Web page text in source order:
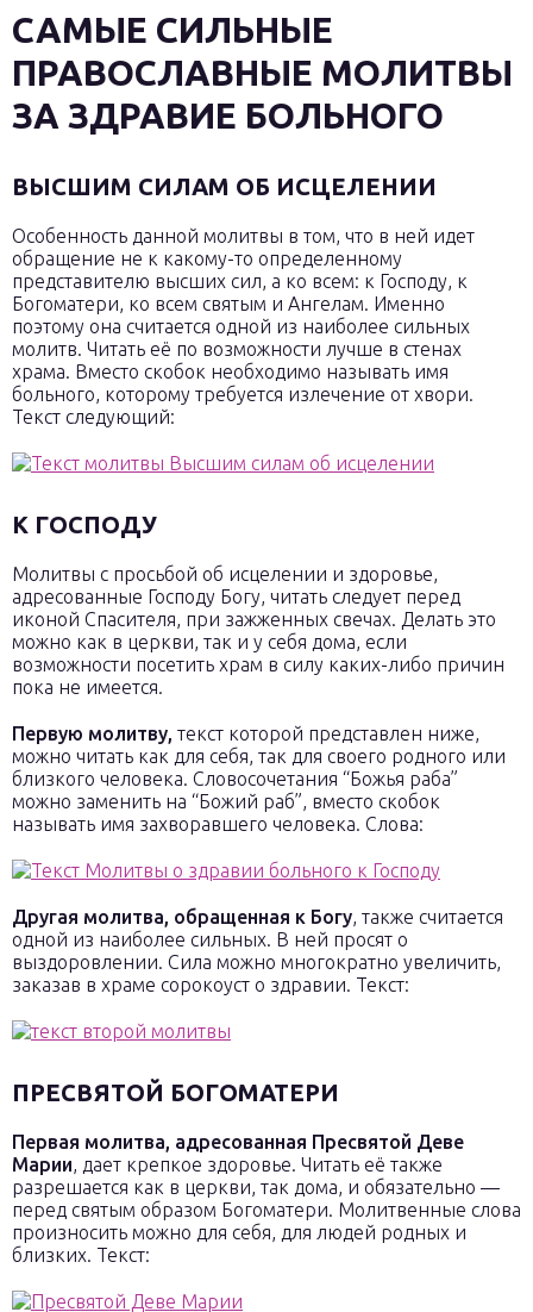
САМЫЕ СИЛЬНЫЕ
ПРАВОСЛАВНЫЕ МОЛИТВЫ
ЗА ЗДРАВИЕ БОЛЬНОГО
ВЫСШИМ СИЛАМ ОБ ИСЦЕЛЕНИИ
Особенность данной молитвы в том, что в ней идет
обращение не к какому-то определенному
представителю высших сил, а ко всем: к Господу, к
Богоматери, ко всем святым и Ангелам. Именно
поэтому она считается одной из наиболее сильных
молитв. Читать её по возможности лучше в стенах
храма. Вместо скобок необходимо называть имя
больного, которому требуется излечение от хвори.
Текст следующий:
К ГОСПОДУ
Молитвы с просьбой об исцелении и здоровье,
адресованные Господу Богу, читать следует перед
иконой Спасителя, при зажженных свечах. Делать это
можно как в церкви, так и у себя дома, если
возможности посетить храм в силу каких-либо причин
пока не имеется.
Первую молитву, текст которой представлен ниже,
можно читать как для себя, так для своего родного или
близкого человека. Словосочетания “Божья раба”
можно заменить на “Божий раб”, вместо скобок
называть имя захворавшего человека. Слова:
Другая молитва, обращенная к Богу, также считается
одной из наиболее сильных. В ней просят о
выздоровлении. Сила можно многократно увеличить,
заказав в храме сорокоуст о здравии. Текст:
ПРЕСВЯТОЙ БОГОМАТЕРИ
Первая молитва, адресованная Пресвятой Деве
Марии, дает крепкое здоровье. Читать её также
разрешается как в церкви, так дома, и обязательно —
перед святым образом Богоматери. Молитвенные слова
произносить можно для себя, для людей родных и
близких. Текст: